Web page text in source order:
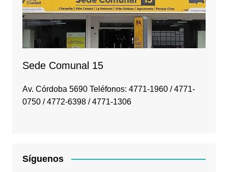
Sede Comunal 15
Av. Córdoba 5690 Teléfonos: 4771-1960 / 4771-
0750 / 4772-6398 / 4771-1306
Síguenos